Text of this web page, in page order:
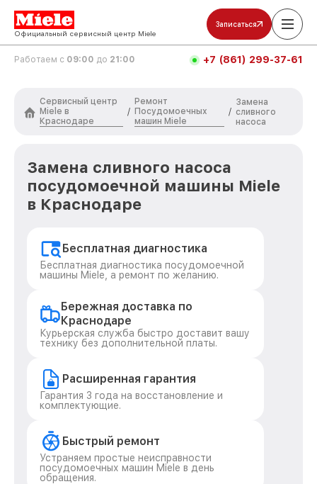
Официальный сервисный центр Miele
Записаться
Работаем с 09:00 до 21:00 +7 (861) 299-37-61
Сервисный центр
Miele в
Краснодаре
/
Ремонт
Посудомоечных
машин Miele
/
Замена
сливного
насоса
Замена сливного насоса
посудомоечной машины Miele
в Краснодаре
Бесплатная диагностика
Бесплатная диагностика посудомоечной
машины Miele, а ремонт по желанию.
Бережная доставка по
Краснодаре
Курьерская служба быстро доставит вашу
технику без дополнительной платы.
Расширенная гарантия
Гарантия 3 года на восстановление и
комплектующие.
Быстрый ремонт
Устраняем простые неисправности
посудомоечных машин Miele в день
обращения.